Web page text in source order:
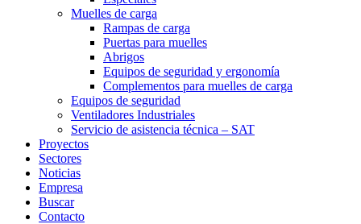
Muelles de carga
Rampas de carga
Puertas para muelles
Abrigos
Equipos de seguridad y ergonomía
Complementos para muelles de carga
Equipos de seguridad
Ventiladores Industriales
Servicio de asistencia técnica – SAT
Proyectos
Sectores
Noticias
Empresa
Buscar
Contacto